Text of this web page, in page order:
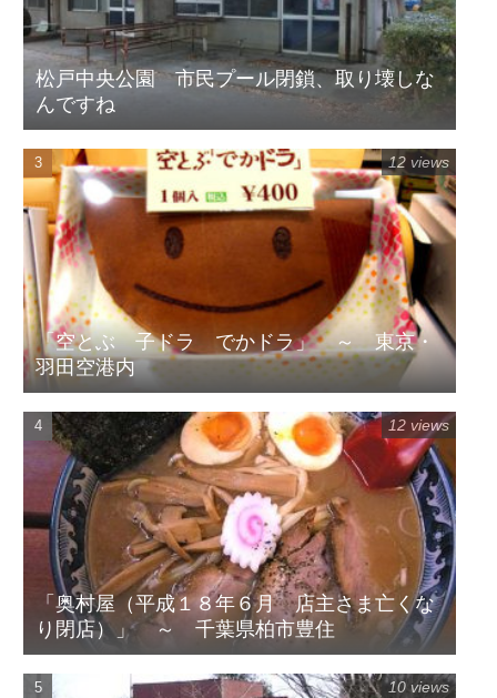
松戸中央公園 市民プール閉鎖、取り壊しな
んですね
「空とぶ 子ドラ でかドラ」 ～ 東京・
羽田空港内
12 views
「奥村屋（平成１８年６月 店主さま亡くな
り閉店）」 ～ 千葉県柏市豊住
12 views
10 views